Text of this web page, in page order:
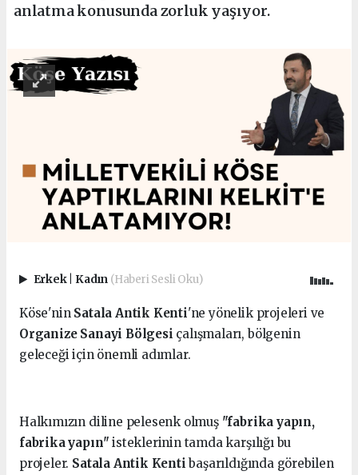
anlatma konusunda zorluk yaşıyor.
Erkek Kadın (Haberi Sesli Oku)
Köse'nin Satala Antik Kenti'ne yönelik projeleri ve
Organize Sanayi Bölgesi çalışmaları, bölgenin
geleceği için önemli adımlar.
Halkımızın diline pelesenk olmuş "fabrika yapın,
fabrika yapın"isteklerinin tamda karşılığı bu
projeler. Satala Antik Kentibaşarıldığında görebilen